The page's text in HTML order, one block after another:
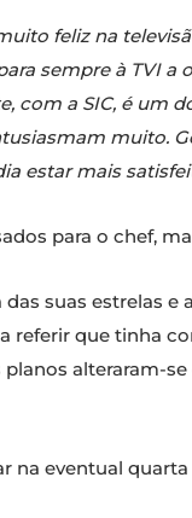
feliz na
sempre à TVI
com a SIC, é um
muito.
estar mais
para o chef,
suas estrelas e
referir que tinha
planos alteraram-
na eventual